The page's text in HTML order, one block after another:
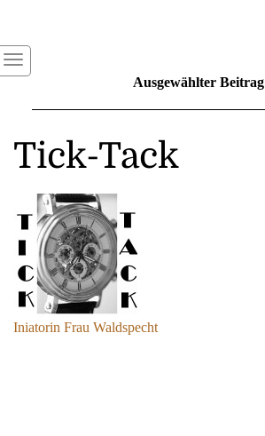
Ausgewählter Beitrag
Tick-Tack
Iniatorin Frau Waldspecht